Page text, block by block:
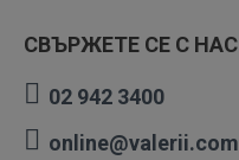
СВЪРЖЕТЕ СЕ С НАС
02 942 3400
online@valerii.com